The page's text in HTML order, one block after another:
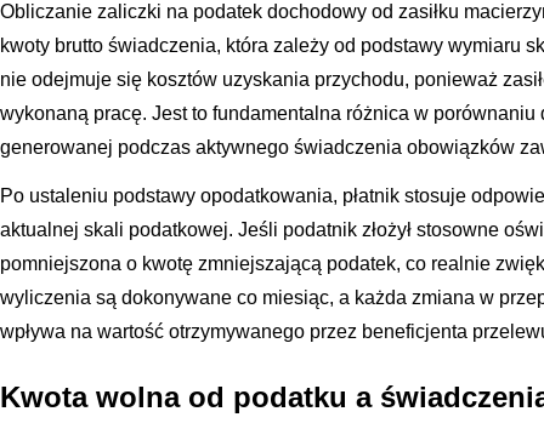
Obliczanie zaliczki na podatek dochodowy od zasiłku
kwoty brutto świadczenia, która zależy od podstawy wymiaru
nie odejmuje się kosztów uzyskania przychodu, ponieważ
wykonaną pracę. Jest to fundamentalna różnica w porównaniu
generowanej podczas aktywnego świadczenia obowiązków
Po ustaleniu podstawy opodatkowania, płatnik stosuje
aktualnej skali podatkowej. Jeśli podatnik złożył stosowne
pomniejszona o kwotę zmniejszającą podatek, co realnie
wyliczenia są dokonywane co miesiąc, a każda zmiana w
wpływa na wartość otrzymywanego przez beneficjenta
Kwota wolna od podatku a